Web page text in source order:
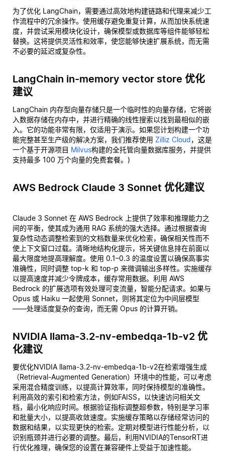
为了优化 LangChain，需要通过高效地构建链路和代理来减少工
作流程中的冗余操作。使用缓存避免重复计算，从而加快系统速
度，并尝试采用模块化设计，确保模型或数据库等组件能够轻松
替换。这将提供灵活性和效率，使您能够快速扩展系统，而无需
不必要的延迟或复杂性。
LangChain in-memory vector store 优化
建议
LangChain 内存型向量存储只是一个临时性的向量存储，它将嵌
入数据存储在内存中，并进行精确的线性搜索以找到最相似的嵌
入。它的功能非常有限，仅适用于演示。如果您计划构建一个功
能完整甚至生产级的解决方案，我们推荐使用 Zilliz Cloud，这是
一个基于开源项目 Milvus构建的全托管向量数据库服务，并提供
支持最多 100 万个向量的免费套餐。)
AWS Bedrock Claude 3 Sonnet 优化建议
Claude 3 Sonnet 在 AWS Bedrock 上提供了效率和推理能力之
间的平衡，使其成为通用 RAG 系统的强大选择。通过根据查询
复杂性动态调整检索到的文档数量来优化检索，确保相关性而不
使上下文窗口过载。清晰地结构化提示，将关键信息排在前面以
最大限度地提高理解度。使用 0.1–0.3 的温度设置以确保高事实
准确性，同时调整 top-k 和 top-p 来微调输出多样性。实施缓存
以提高速度并减少令牌成本，缓存常用数据。利用 AWS
Bedrock 的扩展选项有效处理可变流量，智能分配请求。如果与
Opus 或 Haiku 一起使用 Sonnet，则将其定位为中间层模型
——处理适度复杂的查询，而无需 Opus 的计算开销。
NVIDIA llama-3.2-nv-embedqa-1b-v2 优
化建议
要优化NVIDIA llama-3.2-nv-embedqa-1b-v2在检索增强生成
（Retrieval-Augmented Generation）环境中的性能，可以考虑
采用混合精度训练，以提高计算效率，同时保持模型的准确性。
利用高效的索引和检索方法，例如FAISS，以快速访问相关文
档，最小化响应时间。根据验证指标调整超参数，特别是学习率
和批量大小，以提高收敛速度。实施缓存策略以存储经常访问的
数据和结果，以实现更快的检索。定期对模型进行性能分析，以
识别瓶颈并进行必要的调整。最后，利用NVIDIA的TensorRT进
行优化推理，确保您的设置在兼容硬件上受益于加速性能。